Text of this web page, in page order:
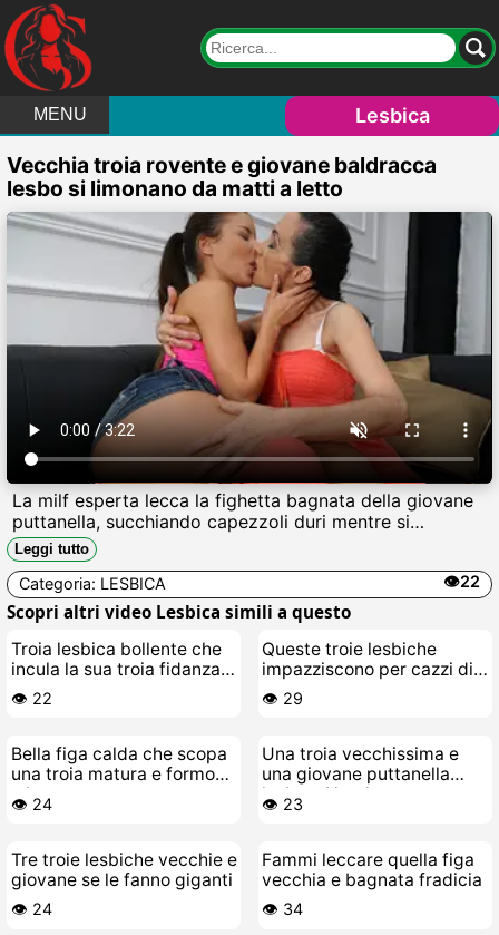
MENU Lesbica
Vecchia troia rovente e giovane baldracca
lesbo si limonano da matti a letto
La milf esperta lecca la fighetta bagnata della giovane
puttanella, succhiando capezzoli duri mentre si
strusciano fighe gonfie, sudate e pronte a scoparsi con
dita e lingua fino allorgasmo urlato Cazzo di passione
lesbo.
Leggi tutto
Categoria: LESBICA 👁️22
Scopri altri video Lesbica simili a questo
Troia lesbica bollente che
incula la sua troia fidanzata
anagraficamente scopata
👁️ 22
Queste troie lesbiche
impazziscono per cazzi di
gomma grossi
👁️ 29
Bella figa calda che scopa
una troia matura e formosa
a letto
👁️ 24
Una troia vecchissima e
una giovane puttanella
lesbo a Natale
👁️ 23
Tre troie lesbiche vecchie e
giovane se le fanno giganti
👁️ 24
Fammi leccare quella figa
vecchia e bagnata fradicia
👁️ 34